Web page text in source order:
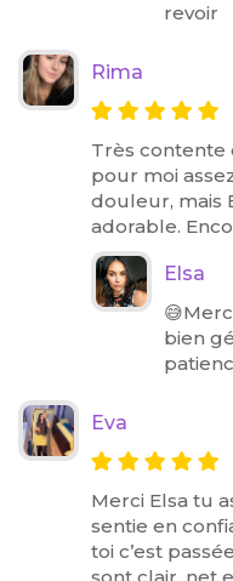
revoir
Rima
Très contente
pour moi
douleur, mais
adorable.
Elsa
bien
Eva
Merci Elsa tu
sentie en
toi c’est